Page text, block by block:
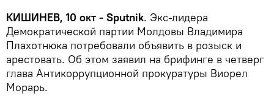
КИШИНЕВ, 10 окт - Sputnik. Экс-лидера
Демократической партии Молдовы Владимира
Плахотнюка потребовали объявить в розыск и
арестовать. Об этом заявил на брифинге в четверг
глава Антикоррупционной прокуратуры Виорел
Морарь.